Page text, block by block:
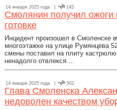
14 января 2025 года | 145
Смолянин получил ожоги
готовке
Инцидент произошел в Смоленске
многоэтажке на улице Румянцева
смены поставил на плиту
ненадолго отвлекся....
14 января 2025 года | 502
Глава Смоленска
недоволен качеством